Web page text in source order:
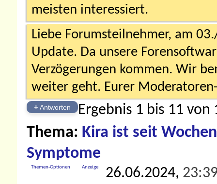
meisten interessiert.
Liebe Forumsteilnehmer, am
Update. Da unsere
Verzögerungen kommen. Wir
weiter geht. Eurer
+Antworten Ergebnis 1 bis 11 von
Thema: Kira ist seit
Symptome
Themen-Optionen Anzeige 26.06.2024,